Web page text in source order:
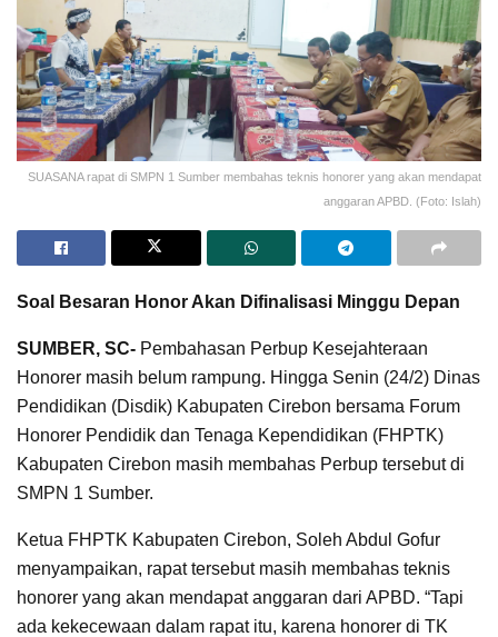
SUASANA rapat di SMPN 1 Sumber membahas teknis honorer yang akan mendapat
anggaran APBD. (Foto: Islah)
Soal Besaran Honor Akan Difinalisasi Minggu Depan
SUMBER, SC- Pembahasan Perbup Kesejahteraan
Honorer masih belum rampung. Hingga Senin (24/2) Dinas
Pendidikan (Disdik) Kabupaten Cirebon bersama Forum
Honorer Pendidik dan Tenaga Kependidikan (FHPTK)
Kabupaten Cirebon masih membahas Perbup tersebut di
SMPN 1 Sumber.
Ketua FHPTK Kabupaten Cirebon, Soleh Abdul Gofur
menyampaikan, rapat tersebut masih membahas teknis
honorer yang akan mendapat anggaran dari APBD. “Tapi
ada kekecewaan dalam rapat itu, karena honorer di TK